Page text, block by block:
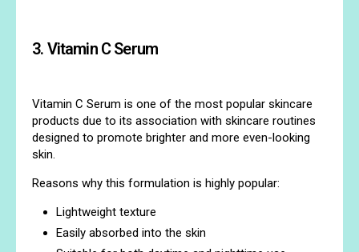
3. Vitamin C Serum
Vitamin C Serum is one of the most popular skincare
products due to its association with skincare routines
designed to promote brighter and more even-looking
skin.
Reasons why this formulation is highly popular:
Lightweight texture
Easily absorbed into the skin